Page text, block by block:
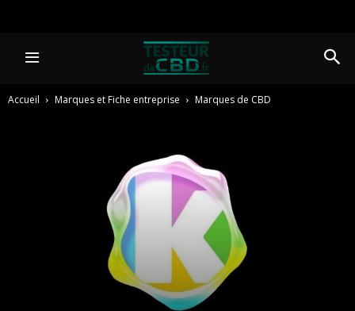
Accueil Marques et Fiche entreprise Marques de CBD